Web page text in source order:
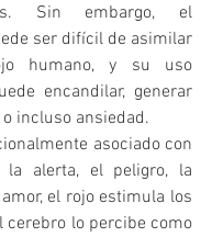
Sin embargo, el
ser difícil de asimilar
humano, y su uso
encandilar, generar
incluso ansiedad.
asociado con
la alerta, el peligro, la
el rojo estimula los
cerebro lo percibe como